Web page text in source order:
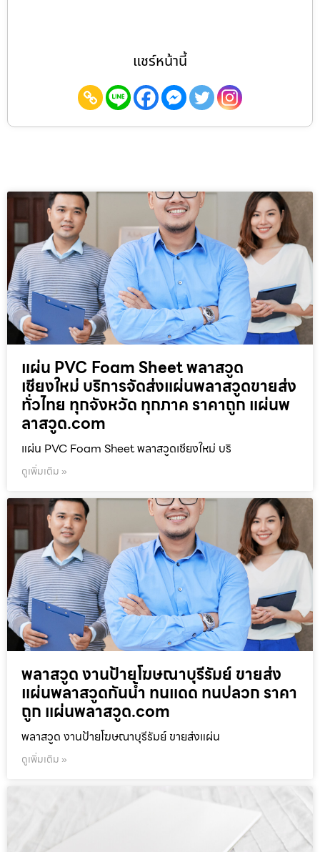
แชร์หน้านี้
แผ่น PVC Foam Sheet พลาสวูด
เชียงใหม่ บริการจัดส่งแผ่นพลาสวูดขายส่ง
ทั่วไทย ทุกจังหวัด ทุกภาค ราคาถูก แผ่นพ
ลาสวูด.com
แผ่น PVC Foam Sheet พลาสวูดเชียงใหม่ บริ
ดูเพิ่มเติม »
พลาสวูด งานป้ายโฆษณาบุรีรัมย์ ขายส่ง
แผ่นพลาสวูดกันน้ำ ทนแดด ทนปลวก ราคา
ถูก แผ่นพลาสวูด.com
พลาสวูด งานป้ายโฆษณาบุรีรัมย์ ขายส่งแผ่น
ดูเพิ่มเติม »